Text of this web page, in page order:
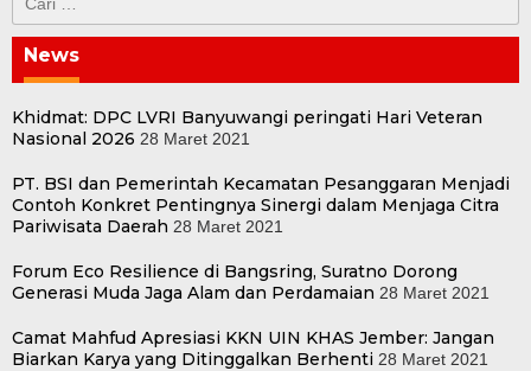
untuk:
News
Khidmat: DPC LVRI Banyuwangi peringati Hari Veteran
Nasional 2026 28 Maret 2021
PT. BSI dan Pemerintah Kecamatan Pesanggaran Menjadi
Contoh Konkret Pentingnya Sinergi dalam Menjaga Citra
Pariwisata Daerah 28 Maret 2021
Forum Eco Resilience di Bangsring, Suratno Dorong
Generasi Muda Jaga Alam dan Perdamaian 28 Maret 2021
Camat Mahfud Apresiasi KKN UIN KHAS Jember: Jangan
Biarkan Karya yang Ditinggalkan Berhenti 28 Maret 2021